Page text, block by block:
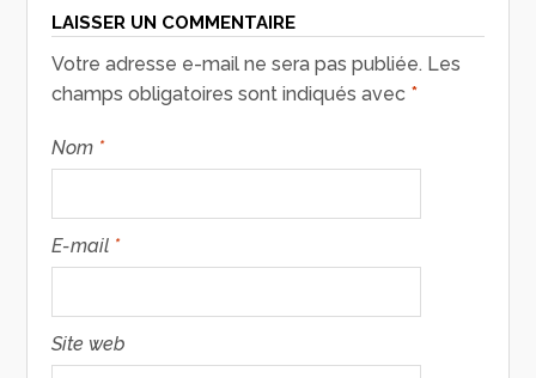
LAISSER UN COMMENTAIRE
Votre adresse e-mail ne sera pas publiée. Les
champs obligatoires sont indiqués avec *
Nom *
E-mail *
Site web